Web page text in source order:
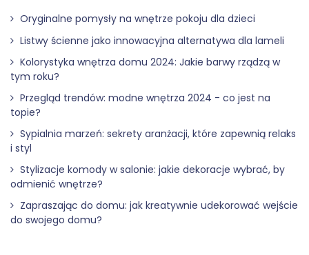
Oryginalne pomysły na wnętrze pokoju dla dzieci
Listwy ścienne jako innowacyjna alternatywa dla lameli
Kolorystyka wnętrza domu 2024: Jakie barwy rządzą w
tym roku?
Przegląd trendów: modne wnętrza 2024 - co jest na
topie?
Sypialnia marzeń: sekrety aranżacji, które zapewnią relaks
i styl
Stylizacje komody w salonie: jakie dekoracje wybrać, by
odmienić wnętrze?
Zapraszając do domu: jak kreatywnie udekorować wejście
do swojego domu?